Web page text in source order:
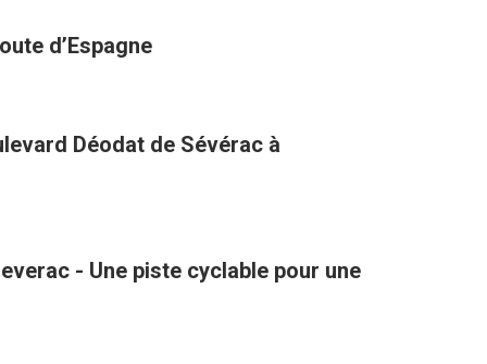
d’Espagne
Déodat de Sévérac à
- Une piste cyclable pour une